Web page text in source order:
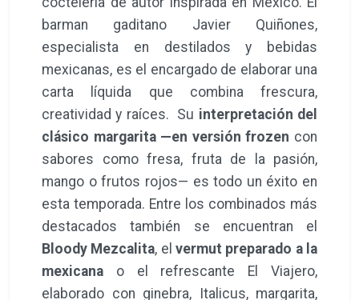
barman gaditano Javier Quiñones,
especialista en destilados y bebidas
mexicanas, es el encargado de elaborar una
carta líquida que combina frescura,
creatividad y raíces. Su interpretación del
clásico margarita —en versión frozen con
sabores como fresa, fruta de la pasión,
mango o frutos rojos— es todo un éxito en
esta temporada. Entre los combinados más
destacados también se encuentran el
Bloody Mezcalita, elvermut preparado a la
mexicana o el refrescante El Viajero,
elaborado con ginebra, Italicus, margarita,